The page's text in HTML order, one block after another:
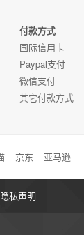
付款方式
国际信用卡
Paypal支付
微信支付
其它付款方式
京东 亚马逊
隐私声明